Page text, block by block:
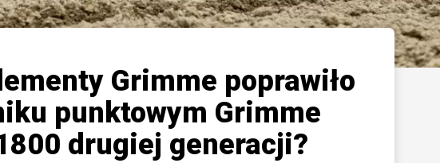
Grimme poprawiło
punktowym Grimme
drugiej generacji?